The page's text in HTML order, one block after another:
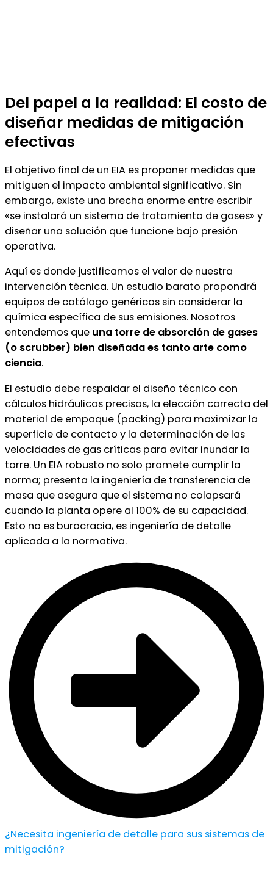
Del papel a la realidad: El costo de
diseñar medidas de mitigación
efectivas
El objetivo final de un EIA es proponer medidas que
mitiguen el impacto ambiental significativo. Sin
embargo, existe una brecha enorme entre escribir
«se instalará un sistema de tratamiento de gases» y
diseñar una solución que funcione bajo presión
operativa.
Aquí es donde justificamos el valor de nuestra
intervención técnica. Un estudio barato propondrá
equipos de catálogo genéricos sin considerar la
química específica de sus emisiones. Nosotros
entendemos que una torre de absorción de gases
(o scrubber) bien diseñada es tanto arte como
ciencia.
El estudio debe respaldar el diseño técnico con
cálculos hidráulicos precisos, la elección correcta del
material de empaque (packing) para maximizar la
superficie de contacto y la determinación de las
velocidades de gas críticas para evitar inundar la
torre. Un EIA robusto no solo promete cumplir la
norma; presenta la ingeniería de transferencia de
masa que asegura que el sistema no colapsará
cuando la planta opere al 100% de su capacidad.
Esto no es burocracia, es ingeniería de detalle
aplicada a la normativa.
¿Necesita ingeniería de detalle para sus sistemas de
mitigación?